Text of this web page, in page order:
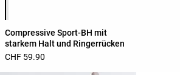
Compressive Sport-BH mit
starkem Halt und Ringerrücken
CHF 59.90